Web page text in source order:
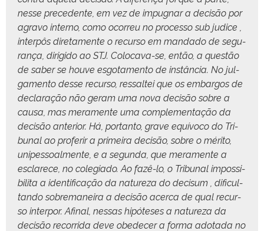
nesse prece­dente, em vez de impug­nar a decisão por
agra­vo inter­no, como ocor­reu no proces­so sub judice ,
inter­pôs dire­ta­mente o recur­so em man­da­do de segu­
rança, dirigi­do ao STJ. Colo­ca­va-se, então, a questão
de saber se hou­ve esgo­ta­men­to de instân­cia. No jul­
ga­men­to desse recur­so, ressaltei que os embar­gos de
declar­ação não ger­am uma nova decisão sobre a
causa, mas mera­mente uma com­ple­men­tação da
decisão ante­ri­or. Há, por­tan­to, grave equívo­co do Tri­
bunal ao pro­ferir a primeira decisão, sobre o méri­to,
unipes­soal­mente, e a segun­da, que mera­mente a
esclarece, no cole­gia­do. Ao fazê-lo, o Tri­bunal impos­si­
bili­ta a iden­ti­fi­cação da natureza do decisum , difi­cul­
tan­do sobre­maneira a decisão acer­ca de qual recur­
so inter­por. Afi­nal, nes­sas hipóte­ses a natureza da
decisão recor­ri­da deve obe­de­cer a for­ma ado­ta­da no